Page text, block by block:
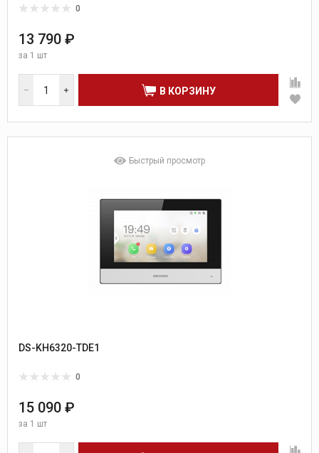
0
13 790 ₽
за 1 шт
В КОРЗИНУ
Быстрый просмотр
DS-KH6320-TDE1
0
15 090 ₽
за 1 шт